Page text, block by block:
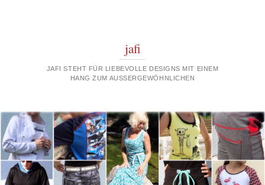
jafi
JAFI STEHT FÜR LIEBEVOLLE DESIGNS MIT EINEM
HANG ZUM AUSSERGEWÖHNLICHEN